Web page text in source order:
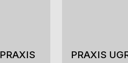
PRAXIS
PRAXIS